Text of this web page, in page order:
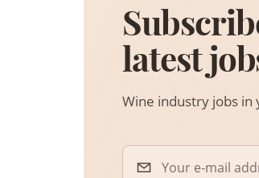
latest
Wine industry jobs